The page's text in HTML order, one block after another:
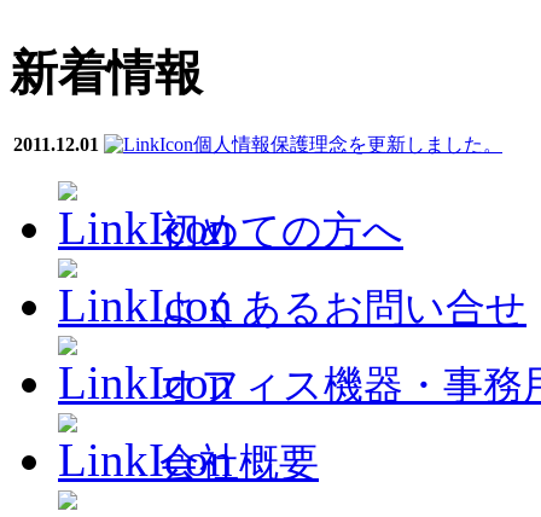
新着情報
2011.12.01 個人情報保護理念を更新しました。
初めての方へ
よくあるお問い合せ
オフィス機器・事務
会社概要